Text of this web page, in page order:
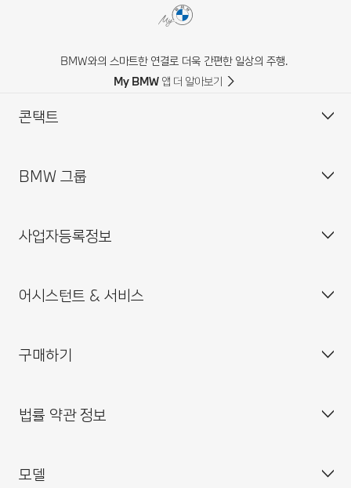
BMW와의 스마트한 연결로 더욱 간편한 일상의 주행.
My BMW 앱 더 알아보기
콘택트
고객 센터
BMW 공식 딜러 위치
BMW 그룹
기업소개
BMW 드라이빙 센터
BMW 코리아 미래재단
BMW 파이낸셜 서비스
사업자등록정보
사업자등록번호 : 211-86-08983
대표이사 : 한상윤
대표전화 : 080-700-8000
사업자등록정보확인
어시스턴트 & 서비스
BMW 드라이버 가이드
My BMW 앱
구매하기
내 차량 만들기
BMW 공식 인증 중고차 찾기
법률 약관 정보
개인(위치)정보 처리방침
모델